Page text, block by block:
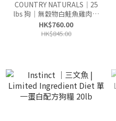
COUNTRY NATURALS｜25
lbs 狗｜無穀物白鮭魚雞肉低
糖配方
HK$760.00
HK$845.00